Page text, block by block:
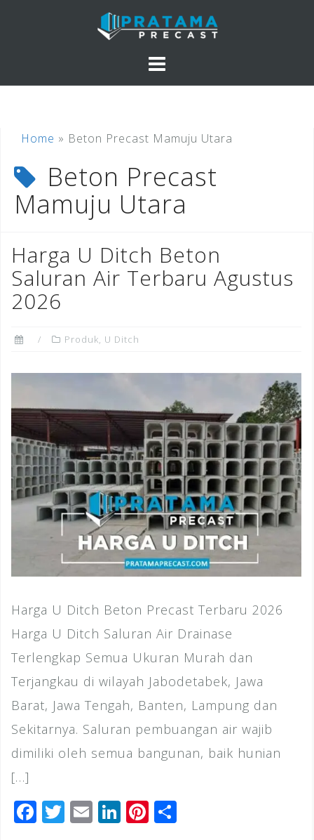
Home » Beton Precast Mamuju Utara
Beton Precast
Mamuju Utara
Harga U Ditch Beton
Saluran Air Terbaru Agustus
2026
Produk, U Ditch
Harga U Ditch Beton Precast Terbaru 2026
Harga U Ditch Saluran Air Drainase
Terlengkap Semua Ukuran Murah dan
Terjangkau di wilayah Jabodetabek, Jawa
Barat, Jawa Tengah, Banten, Lampung dan
Sekitarnya. Saluran pembuangan air wajib
dimiliki oleh semua bangunan, baik hunian
[…]
F T E Li Pi